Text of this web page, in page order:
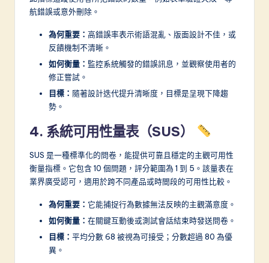
航錯誤或意外刪除。
為何重要： 高錯誤率表示術語混亂、版面設計不佳，或
反饋機制不清晰。
如何衡量： 監控系統觸發的錯誤訊息，並觀察使用者的
修正嘗試。
目標： 隨著設計迭代提升清晰度，目標是呈現下降趨
勢。
4. 系統可用性量表（SUS）
SUS 是一種標準化的問卷，能提供可靠且穩定的主觀可用性
衡量指標。它包含 10 個問題，評分範圍為 1 到 5。該量表在
業界廣受認可，適用於跨不同產品或時間段的可用性比較。
為何重要： 它能捕捉行為數據無法反映的主觀滿意度。
如何衡量： 在關鍵互動後或測試會話結束時發送問卷。
目標： 平均分數 68 被視為可接受；分數超過 80 為優
異。